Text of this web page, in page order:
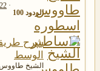
الردود 100
22 سبتمبر 2021
شرح
الوسط
الشيخ